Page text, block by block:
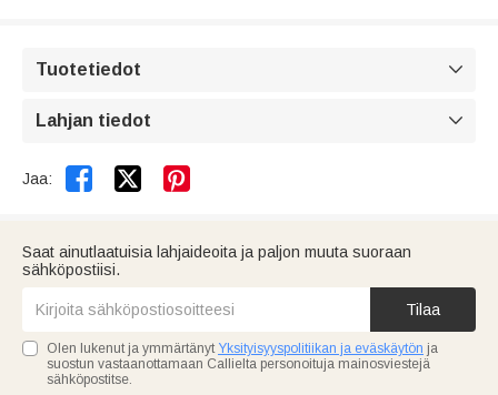
Tuotetiedot 
Lahjan tiedot 
Jaa:  
Saat ainutlaatuisia lahjaideoita ja paljon muuta suoraan
sähköpostiisi.
Tilaa
Olen lukenut ja ymmärtänyt Yksityisyyspolitiikan ja eväskäytön ja
suostun vastaanottamaan Callielta personoituja mainosviestejä
sähköpostitse.